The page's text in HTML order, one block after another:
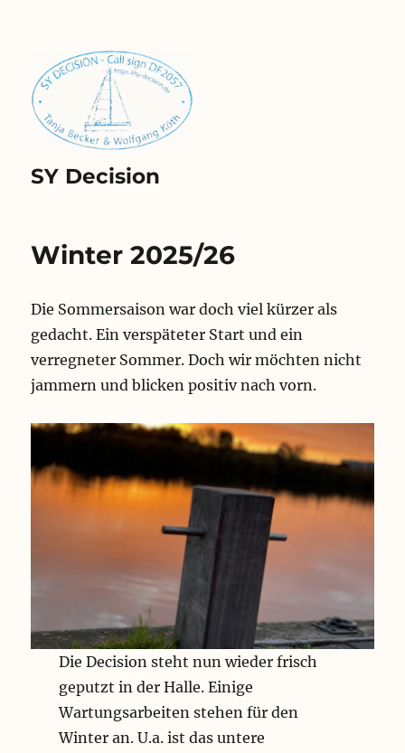
SY Decision
Winter 2025/26
Die Sommersaison war doch viel kürzer als
gedacht. Ein verspäteter Start und ein
verregneter Sommer. Doch wir möchten nicht
jammern und blicken positiv nach vorn.
Die Decision steht nun wieder frisch
geputzt in der Halle. Einige
Wartungsarbeiten stehen für den
Winter an. U.a. ist das untere